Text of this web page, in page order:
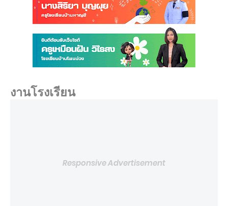
งานโรงเรียน
Responsive Advertisement